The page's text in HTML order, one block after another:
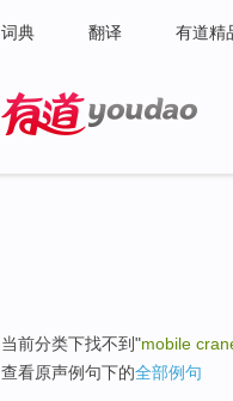
词典 翻译 有道精
当前分类下找不到"mobile
查看原声例句下的全部例句